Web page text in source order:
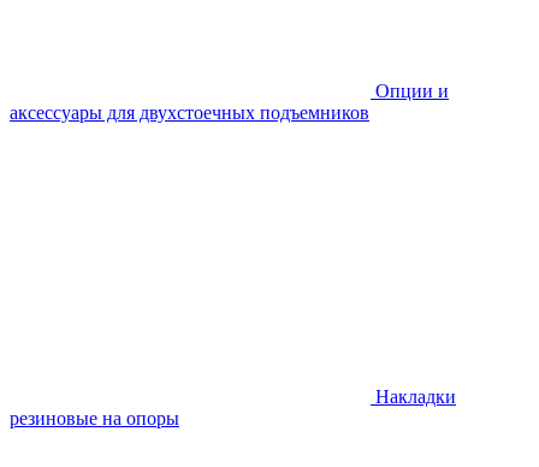
Опции и
аксессуары для двухстоечных подъемников
Накладки
резиновые на опоры